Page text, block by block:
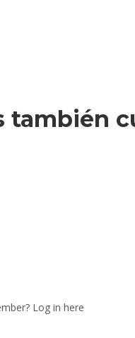
también
Log in here